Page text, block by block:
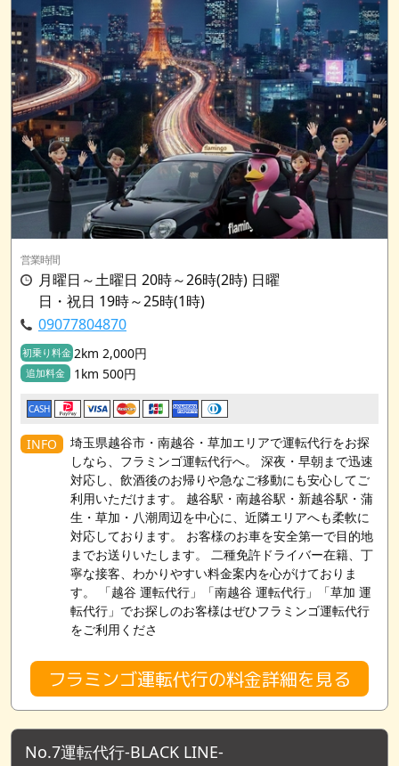
営業時間
月曜日～土曜日 20時～26時(2時) 日曜
日・祝日 19時～25時(1時)
09077804870
初乗り料金 2km 2,000円
追加料金 1km 500円
CASH
INFO
埼玉県越谷市・南越谷・草加エリアで運転代行をお探
しなら、フラミンゴ運転代行へ。 深夜・早朝まで迅速
対応し、飲酒後のお帰りや急なご移動にも安心してご
利用いただけます。 越谷駅・南越谷駅・新越谷駅・蒲
生・草加・八潮周辺を中心に、近隣エリアへも柔軟に
対応しております。 お客様のお車を安全第一で目的地
までお送りいたします。 二種免許ドライバー在籍、丁
寧な接客、わかりやすい料金案内を心がけておりま
す。 「越谷 運転代行」「南越谷 運転代行」「草加 運
転代行」でお探しのお客様はぜひフラミンゴ運転代行
をご利用くださ
フラミンゴ運転代行の料金詳細を見る
No.7運転代行-BLACK LINE-